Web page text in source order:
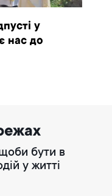
у
нас до
бути в
у житті